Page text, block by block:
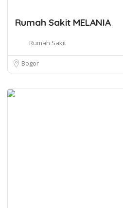
Rumah Sakit MELANIA
Rumah Sakit
Bogor